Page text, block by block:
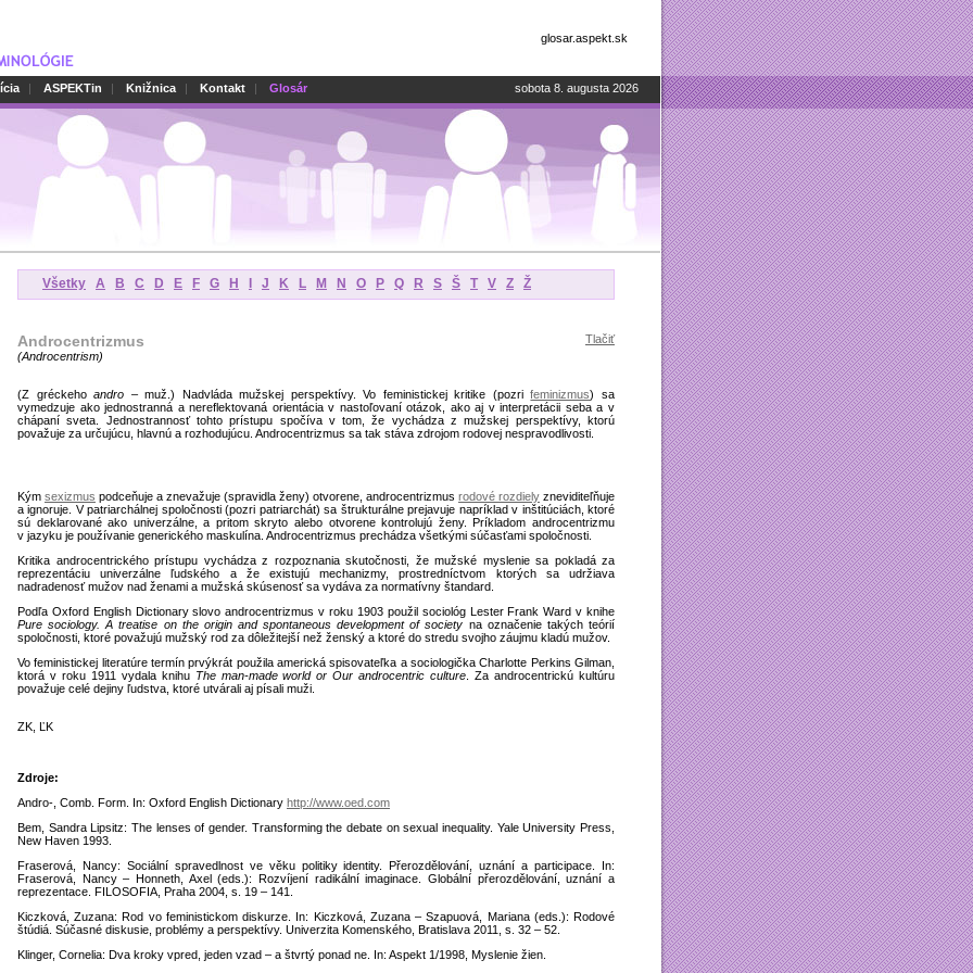
glosar.aspekt.sk
| ASPEKTin | Knižnica | Kontakt | Glosár sobota 8. augusta 2026
Všetky A B C D E F G H J K L M N O P Q R S Š T V Z Ž
Androcentrizmus
Tlačiť
(Androcentrism)
(Z gréckehoandro – muž.) Nadvláda mužskej perspektívy. Vo feministickej kritike (pozrifeminizmus) sa
vymedzuje ako jednostranná a nereflektovaná orientácia v nastoľovaní otázok, ako aj v interpretácii seba a v
chápaní sveta. Jednostrannosť tohto prístupu spočíva v tom, že vychádza z mužskej perspektívy, ktorú
považuje za určujúcu, hlavnú a rozhodujúcu. Androcentrizmus sa tak stáva zdrojom rodovej nespravodlivosti.
Kým sexizmus podceňuje a znevažuje (spravidla ženy) otvorene, androcentrizmus rodové rozdiely zneviditeľňuje
a ignoruje. V patriarchálnej spoločnosti (pozri patriarchát) sa štrukturálne prejavuje napríklad v inštitúciách, ktoré
sú deklarované ako univerzálne, a pritom skryto alebo otvorene kontrolujú ženy. Príkladom androcentrizmu
v jazyku je používanie generického maskulína. Androcentrizmus prechádza všetkými súčasťami spoločnosti.
Kritika androcentrického prístupu vychádza z rozpoznania skutočnosti, že mužské myslenie sa pokladá za
reprezentáciu univerzálne ľudského a že existujú mechanizmy, prostredníctvom ktorých sa udržiava
nadradenosť mužov nad ženami a mužská skúsenosť sa vydáva za normatívny štandard.
Podľa Oxford English Dictionary slovo androcentrizmus v roku 1903 použil sociológ Lester Frank Ward v knihe
Pure sociology. A treatise on the origin and spontaneous development of society na označenie takých teórií
spoločnosti, ktoré považujú mužský rod za dôležitejší než ženský a ktoré do stredu svojho záujmu kladú mužov.
Vo feministickej literatúre termín prvýkrát použila americká spisovateľka a sociologička Charlotte Perkins Gilman,
ktorá v roku 1911 vydala knihu The man-made world or Our androcentric culture . Za androcentrickú kultúru
považuje celé dejiny ľudstva, ktoré utvárali aj písali muži.
ZK, ĽK
Zdroje:
Andro-, Comb. Form. In: Oxford English Dictionary http://www.oed.com
Bem, Sandra Lipsitz: The lenses of gender. Transforming the debate on sexual inequality. Yale University Press,
New Haven 1993.
Fraserová, Nancy: Sociální spravedlnost ve věku politiky identity. Přerozdělování, uznání a participace. In:
Fraserová, Nancy – Honneth, Axel (eds.): Rozvíjení radikální imaginace. Globální přerozdělování, uznání a
reprezentace. FILOSOFIA, Praha 2004, s. 19 – 141.
Kiczková, Zuzana: Rod vo feministickom diskurze. In: Kiczková, Zuzana – Szapuová, Mariana (eds.): Rodové
štúdiá. Súčasné diskusie, problémy a perspektívy. Univerzita Komenského, Bratislava 2011, s. 32 – 52.
Klinger, Cornelia: Dva kroky vpred, jeden vzad – a štvrtý ponad ne. In: Aspekt 1/1998, Myslenie žien.